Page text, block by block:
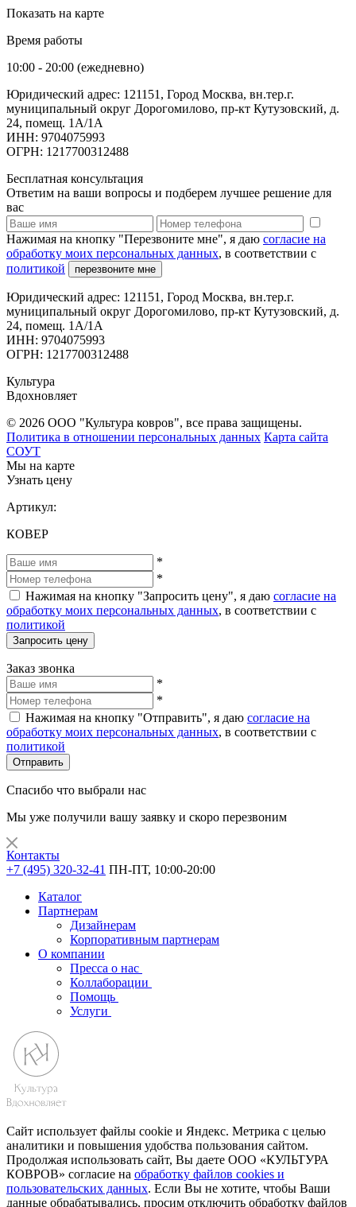
Показать на карте
Время работы
10:00 - 20:00 (ежедневно)
Юридический адрес: 121151, Город Москва, вн.тер.г.
муниципальный округ Дорогомилово, пр-кт Кутузовский, д.
24, помещ. 1А/1А
ИНН: 9704075993
ОГРН: 1217700312488
Бесплатная консультация
Ответим на ваши вопросы и подберем лучшее решение для
вас
Нажимая на кнопку "Перезвоните мне", я даю согласие на
обработку моих персональных данных, в соответствии с
политикой
перезвоните мне
Юридический адрес: 121151, Город Москва, вн.тер.г.
муниципальный округ Дорогомилово, пр-кт Кутузовский, д.
24, помещ. 1А/1А
ИНН: 9704075993
ОГРН: 1217700312488
Культура
Вдохновляет
© 2026 ООО "Культура ковров", все права защищены.
Политика в отношении персональных данных Карта сайта
СОУТ
Мы на карте
Узнать цену
Артикул:
КОВЕР
*
*
Нажимая на кнопку "Запросить цену", я даю согласие на
обработку моих персональных данных, в соответствии с
политикой
Запросить цену
Заказ звонка
*
*
Нажимая на кнопку "Отправить", я даю согласие на
обработку моих персональных данных, в соответствии с
политикой
Отправить
Спасибо что выбрали нас
Мы уже получили вашу заявку и скоро перезвоним
Контакты
+7 (495) 320-32-41 ПН-ПТ, 10:00-20:00
Каталог
Партнерам
Дизайнерам
Корпоративным партнерам
О компании
Пресса о нас
Коллаборации
Помощь
Услуги
Сайт использует файлы cookie и Яндекс. Метрика с целью
аналитики и повышения удобства пользования сайтом.
Продолжая использовать сайт, Вы даете ООО «КУЛЬТУРА
КОВРОВ» согласие на обработку файлов cookies и
пользовательских данных. Если Вы не хотите, чтобы Ваши
данные обрабатывались, просим отключить обработку файлов